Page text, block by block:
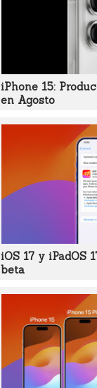
iPhone 15:
en Agosto
iOS 17 y iPadOS
beta